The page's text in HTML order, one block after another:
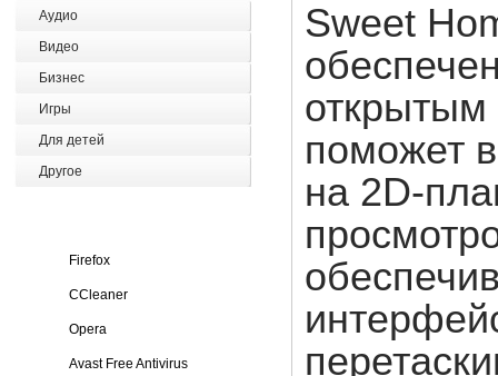
Аудио
Видео
Бизнес
Игры
Для детей
Другое
Firefox
CCleaner
Opera
Avast Free Antivirus
Sweet
открытым
поможет
на 2D-